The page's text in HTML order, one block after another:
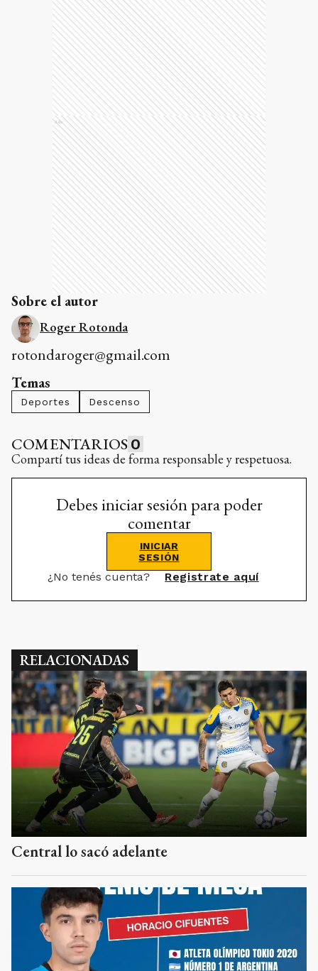
Ads
Sobre el autor
Roger Rotonda
rotondaroger@gmail.com
Temas
Deportes Descenso
COMENTARIOS0
Compartí tus ideas de forma responsable y respetuosa.
Debes iniciar sesión para poder
comentar
INICIAR
¿No tenés cuenta? Registrate aquí
Central lo sacó adelante